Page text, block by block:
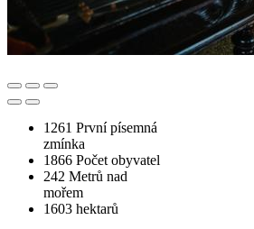
1261 První písemná
zmínka
1866 Počet obyvatel
242 Metrů nad
mořem
1603 hektarů